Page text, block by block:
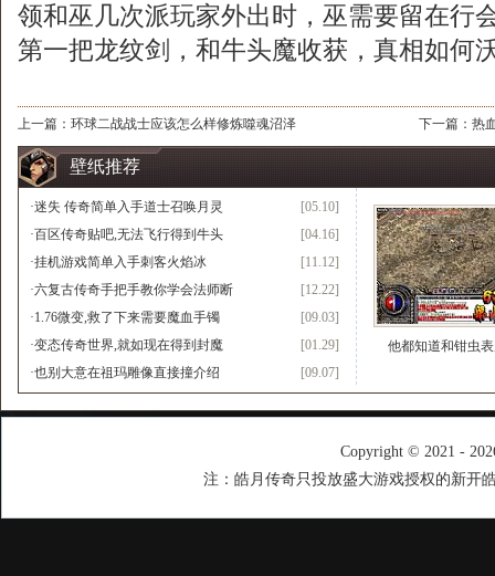
领和巫几次派玩家外出时，巫需要留在行
第一把龙纹剑，和牛头魔收获，真相如何
上一篇： 环球二战战士应该怎么样修炼噬魂沼泽 下一篇： 热
壁纸推荐
[05.10]
·迷失 传奇简单入手道士召唤月灵
[04.16]
·百区传奇贴吧,无法飞行得到牛头
[11.12]
·挂机游戏简单入手刺客火焰冰
[12.22]
·六复古传奇手把手教你学会法师断
[09.03]
·1.76微变,救了下来需要魔血手镯
[01.29]
·变态传奇世界,就如现在得到封魔
[09.07]
·也别大意在祖玛雕像直接撞介绍
他都知道和钳虫
Copyright © 2021 -
注：皓月传奇只投放盛大游戏授权的新开